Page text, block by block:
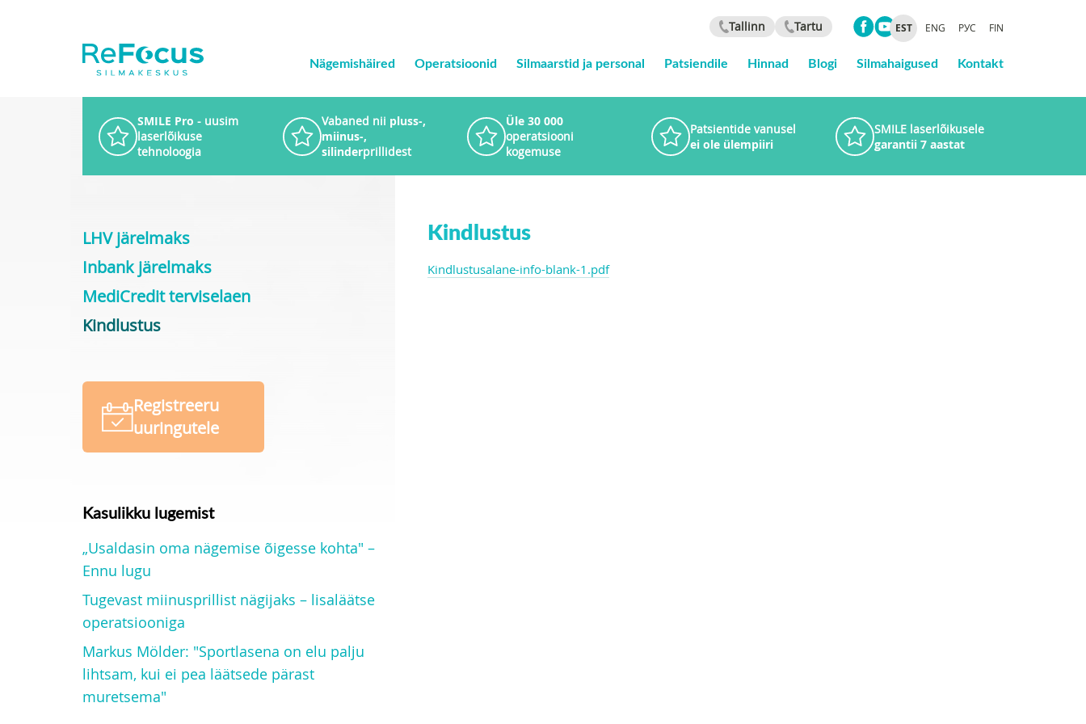
Tallinn Tartu EST ENG РУС FIN
Nägemishäired Operatsioonid Silmaarstid ja personal Patsiendile Hinnad Blogi Silmahaigused Kontakt
SMILE Pro - uusim
laserlõikuse
tehnoloogia
Vabaned nii pluss-,
miinus-,
silinderprillidest
Üle 30 000
operatsiooni
kogemuse
Patsientide vanusel
ei ole ülempiiri
SMILE laserlõikusele
garantii 7 aastat
Kindlustus
Kindlustusalane-info-blank-1.pdf
LHV järelmaks
Inbank järelmaks
MediCredit terviselaen
Kindlustus
Registreeru
uuringutele
Kasulikku lugemist
„Usaldasin oma nägemise õigesse kohta" –
Ennu lugu
Tugevast miinusprillist nägijaks – lisaläätse
operatsiooniga
Markus Mölder: "Sportlasena on elu palju
lihtsam, kui ei pea läätsede pärast
muretsema"